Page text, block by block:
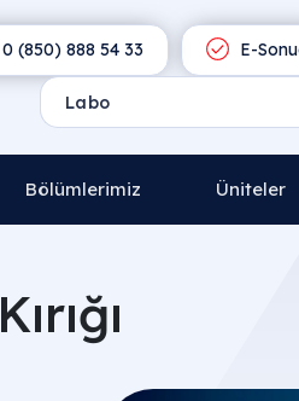
E-
0 (850) 888 54 33
Bölümlerimiz Üniteler